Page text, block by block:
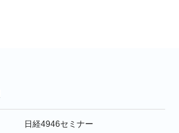
日経4946セミナー